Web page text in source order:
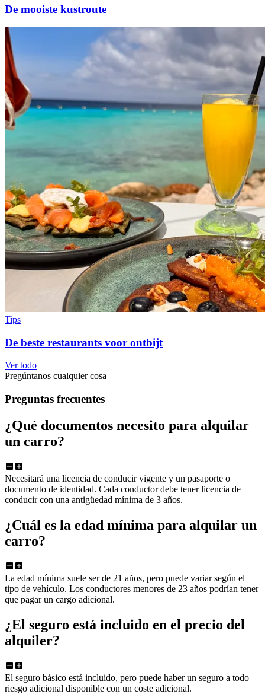
De mooiste kustroute
Tips
De beste restaurants voor ontbijt
Ver todo
Pregúntanos cualquier cosa
Preguntas frecuentes
¿Qué documentos necesito para alquilar
un carro?
Necesitará una licencia de conducir vigente y un pasaporte o
documento de identidad. Cada conductor debe tener licencia de
conducir con una antigüedad mínima de 3 años.
¿Cuál es la edad mínima para alquilar un
carro?
La edad mínima suele ser de 21 años, pero puede variar según el
tipo de vehículo. Los conductores menores de 23 años podrían tener
que pagar un cargo adicional.
¿El seguro está incluido en el precio del
alquiler?
El seguro básico está incluido, pero puede haber un seguro a todo
riesgo adicional disponible con un coste adicional.